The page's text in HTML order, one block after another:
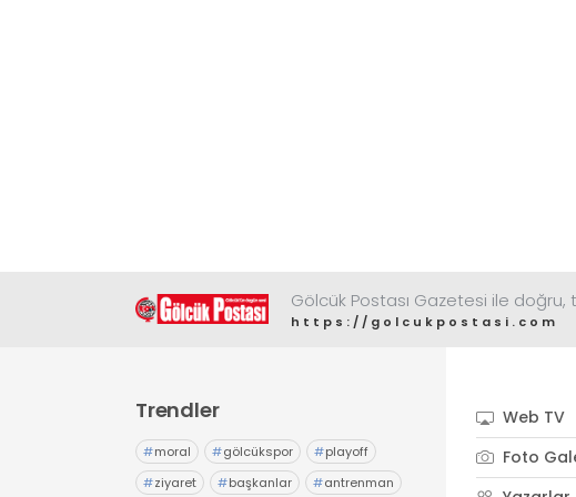
Gölcük Postası Gazetesi ile
https://golcukpostasi.com
Trendler
#moral #gölcükspor #playoff
#ziyaret #başkanlar #antrenman
Web TV
Foto